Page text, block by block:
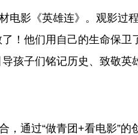
影《英雄连》。观影过
！他们用自己的生命保
孩子们铭记历史、致敬英
通过“做青团+看电影”的